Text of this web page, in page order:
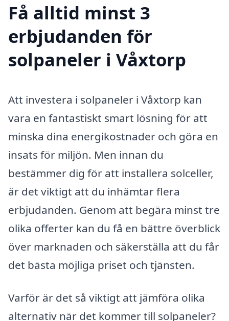
Få alltid minst 3
erbjudanden för
solpaneler i Våxtorp
Att investera i solpaneler i Våxtorp kan
vara en fantastiskt smart lösning för att
minska dina energikostnader och göra en
insats för miljön. Men innan du
bestämmer dig för att installera solceller,
är det viktigt att du inhämtar flera
erbjudanden. Genom att begära minst tre
olika offerter kan du få en bättre överblick
över marknaden och säkerställa att du får
det bästa möjliga priset och tjänsten.
Varför är det så viktigt att jämföra olika
alternativ när det kommer till solpaneler?